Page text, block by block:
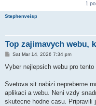
1
Stephenveisp
Top zajimavych webu,
P
s
t
Sat Mar 14, 2026 7:34 pm
Vyber nejlepsich webu pro tento
Svetova sit nabizi nepreberne
aplikaci a webu. Neni vzdy
skutecne hodne casu. Pripravili